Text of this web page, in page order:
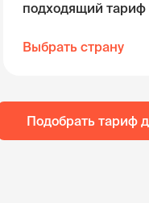
подходящий тариф
Выбрать страну
Подобрать тариф